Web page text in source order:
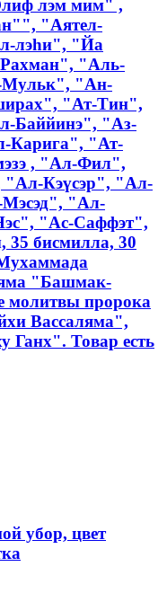
лэм мим" ,
"Аятел-
лэһи", "Йа
"Аль-
Мульк", "Ан-
"Ат-Тин",
Баййинэ", "Аз-
Карига", "Ат-
, "Ал-Фил",
Кэүсэр", "Ал-
"Ал-
"Ас-Саффэт",
35 бисмилла, 30
"Башмак-
пророка
Вассаляма",
Ганх". Товар есть
убор, цвет